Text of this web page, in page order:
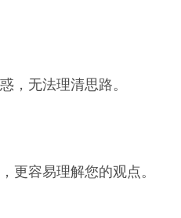
，无法理清思路。
更容易理解您的观点。